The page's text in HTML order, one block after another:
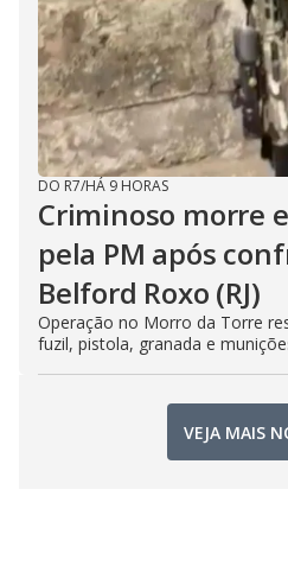
DO R7/HÁ 9 HORAS
Criminoso morre
pela PM após
Belford Roxo (RJ)
Operação no Morro da Torre
fuzil, pistola, granada e
VEJA MAIS